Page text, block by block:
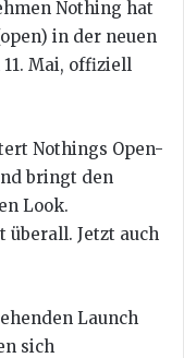
Nothing hat
in der neuen
Mai, offiziell
Nothings Open-
bringt den
Look.
überall. Jetzt auch
Launch
sich